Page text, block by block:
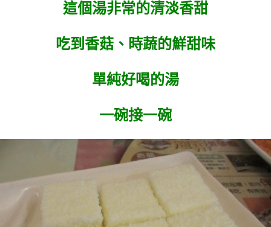
這個湯非常的清淡香甜
吃到香菇、時蔬的鮮甜味
單純好喝的湯
一碗接一碗